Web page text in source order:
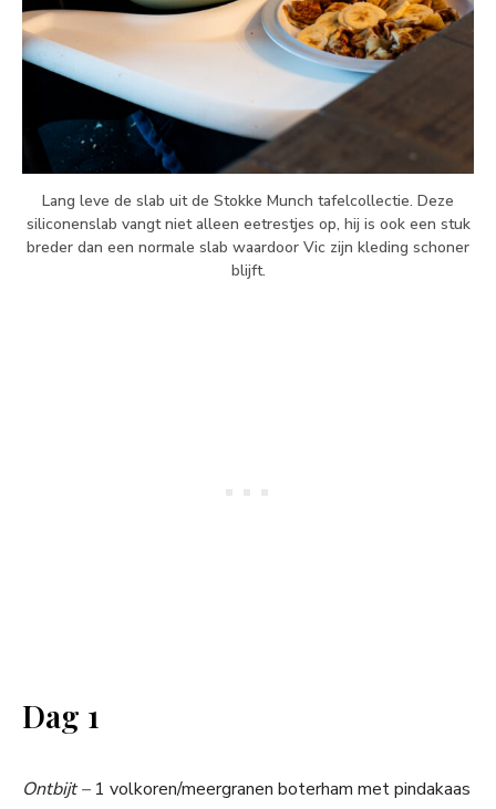
Lang leve de slab uit de Stokke Munch tafelcollectie. Deze
siliconenslab vangt niet alleen eetrestjes op, hij is ook een stuk
breder dan een normale slab waardoor Vic zijn kleding schoner
blijft.
Dag 1
Ontbijt – 1 volkoren/meergranen boterham met pindakaas